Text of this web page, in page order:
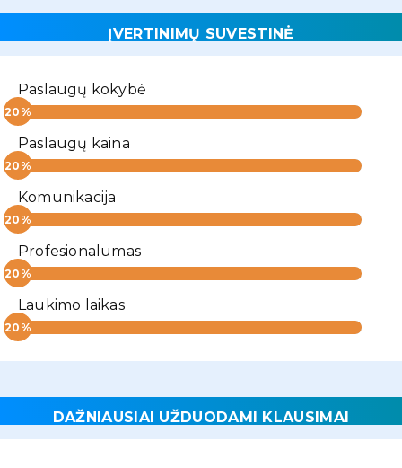
ĮVERTINIMŲ SUVESTINĖ
Paslaugų kokybė
Paslaugų kaina
Komunikacija
Profesionalumas
Laukimo laikas
DAŽNIAUSIAI UŽDUODAMI KLAUSIMAI